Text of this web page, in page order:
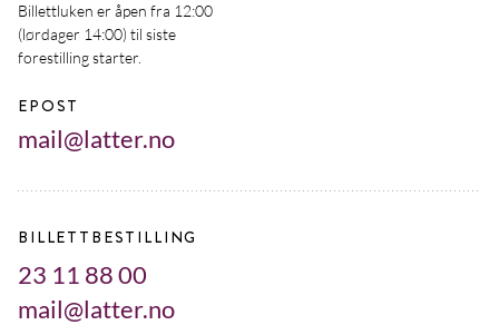
Billettluken er åpen fra 12:00
(lørdager 14:00) til siste
forestilling starter.
EPOST
mail@latter.no
BILLETTBESTILLING
23 11 88 00
mail@latter.no